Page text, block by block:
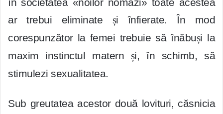
ar trebui eliminate și înfierate. În mod
corespunzător la femei trebuie să înăbuși la
maxim instinctul matern și, în schimb, să
stimulezi sexualitatea.
Sub greutatea acestor două lovituri, căsnicia